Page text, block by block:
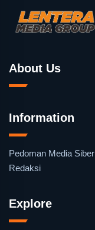
About Us
Information
Pedoman Media Siber
Redaksi
Explore